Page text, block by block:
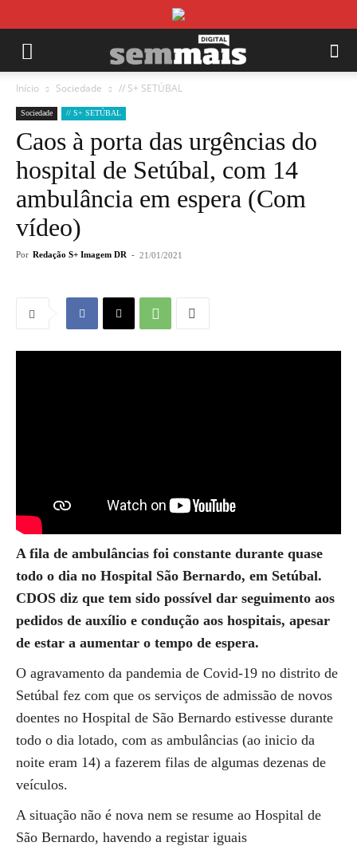
Início Sociedade // S+ SETÚBAL
Sociedade // S+ SETÚBAL
Caos à porta das urgências do
hospital de Setúbal, com 14
ambulância em espera (Com
vídeo)
Por Redação S+ Imagem DR - 21/01/2021
A fila de ambulâncias foi constante durante quase
todo o dia no Hospital São Bernardo, em Setúbal.
CDOS diz que tem sido possível dar seguimento aos
pedidos de auxílio e condução aos hospitais, apesar
de estar a aumentar o tempo de espera.
O agravamento da pandemia de Covid-19 no distrito de
Setúbal fez com que os serviços de admissão de novos
doentes no Hospital de São Bernardo estivesse durante
todo o dia lotado, com as ambulâncias (ao inicio da
noite eram 14) a fazerem filas de algumas dezenas de
veículos.
A situação não é nova nem se resume ao Hospital de
São Bernardo, havendo a registar iguais